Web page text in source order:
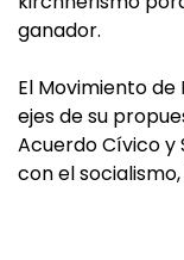
ganador.
El Movimiento
ejes de su
Acuerdo Cívico y
con el